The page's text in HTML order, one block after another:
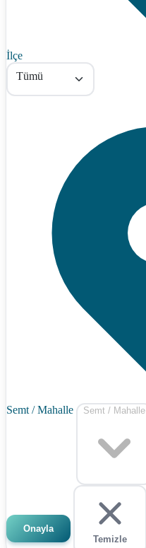
İlçe
Tümü
Semt / Mahalle Semt / Mahalle
Onayla
Temizle